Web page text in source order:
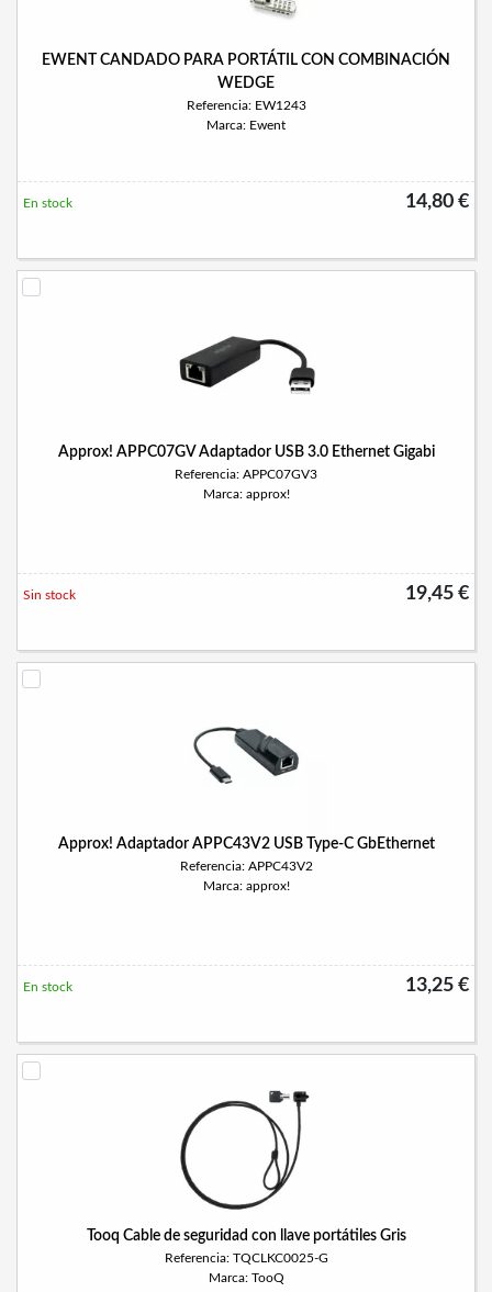
EWENT CANDADO PARA PORTÁTIL CON COMBINACIÓN
WEDGE
Referencia: EW1243
Marca: Ewent
14,80 €
En stock
Approx! APPC07GV Adaptador USB 3.0 Ethernet Gigabi
Referencia: APPC07GV3
Marca: approx!
19,45 €
Sin stock
Approx! Adaptador APPC43V2 USB Type-C GbEthernet
Referencia: APPC43V2
Marca: approx!
13,25 €
En stock
Tooq Cable de seguridad con llave portátiles Gris
Referencia: TQCLKC0025-G
Marca: TooQ